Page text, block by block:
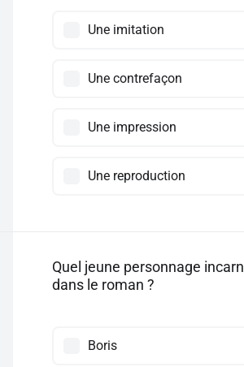
Une imitation
Une contrefaçon
Une impression
Une reproduction
Quel jeune personnage
dans le roman ?
Boris